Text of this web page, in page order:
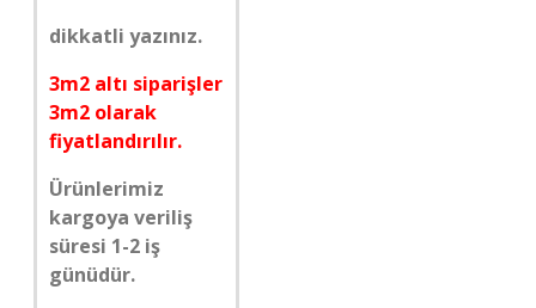
dikkatli yazınız.
3m2 altı siparişler
3m2 olarak
fiyatlandırılır.
Ürünlerimiz
kargoya veriliş
süresi 1-2 iş
günüdür.